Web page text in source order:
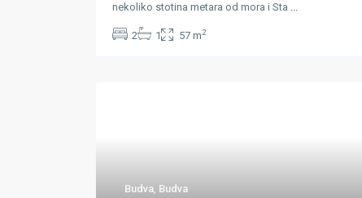
nekoliko stotina metara od mora i Sta ...
2 1 57 m2
Budva, Budva